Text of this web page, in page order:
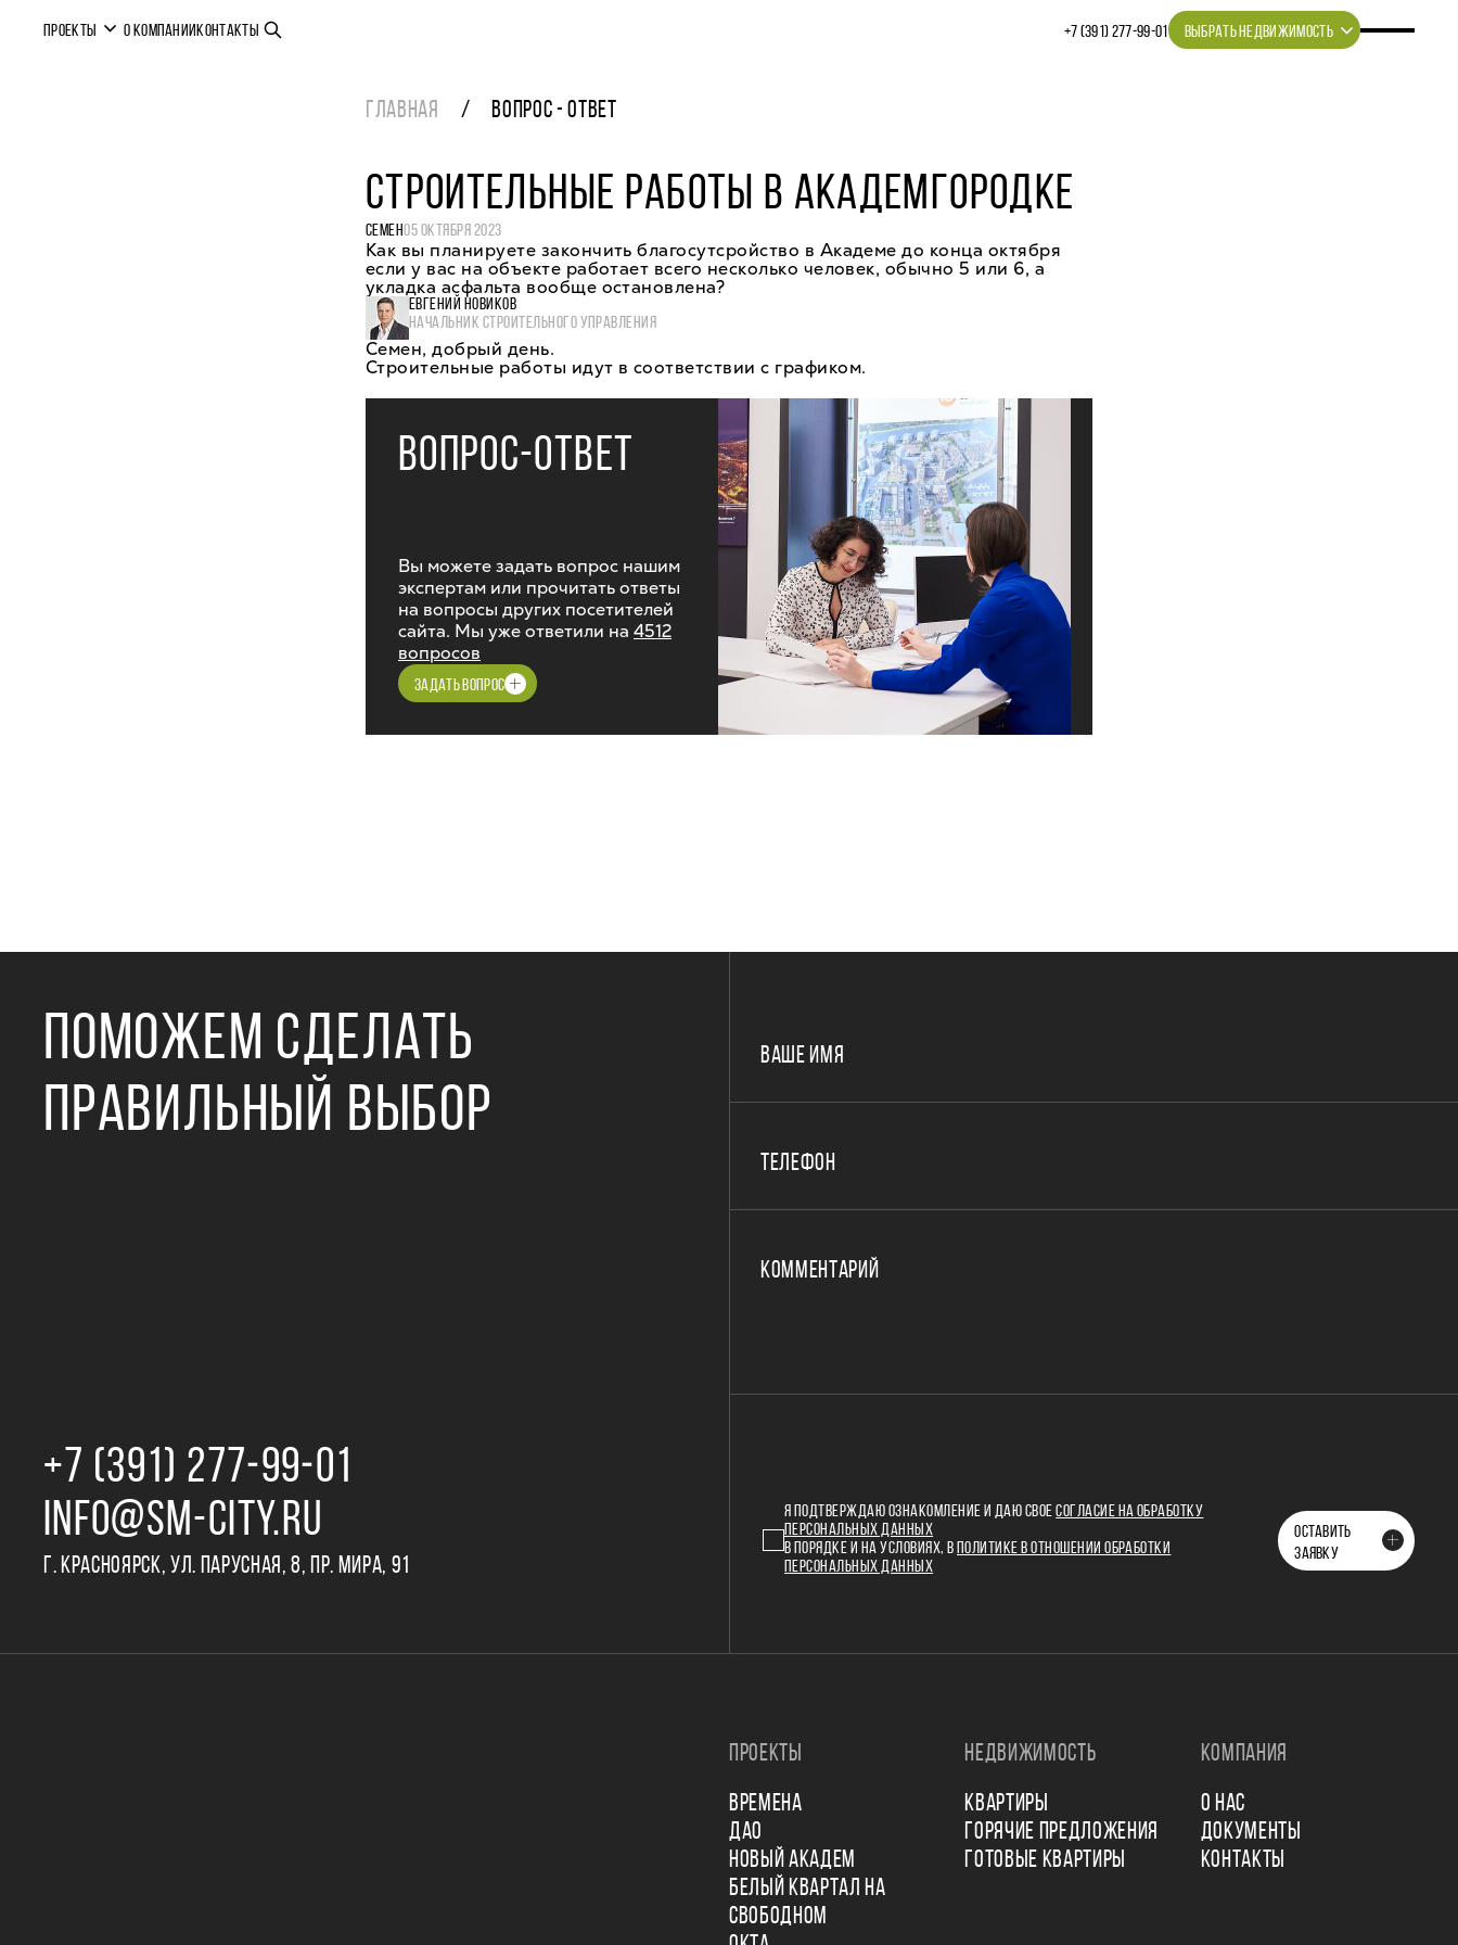
ПРОЕКТЫ О КОМПАНИИКОНТАКТЫ +7 (391) 277‒99‒01 ВЫБРАТЬ НЕДВИЖИМОСТЬ
ГЛАВНАЯ ВОПРОС - ОТВЕТ
СТРОИТЕЛЬНЫЕ РАБОТЫ В АКАДЕМГОРОДКЕ
СЕМЕН05 ОКТЯБРЯ 2023
Как вы планируете закончить благосутсройство в Академе до конца октября
если у вас на объекте работает всего несколько человек, обычно 5 или 6, а
укладка асфальта вообще остановлена?
ЕВГЕНИЙ НОВИКОВ
НАЧАЛЬНИК СТРОИТЕЛЬНОГО УПРАВЛЕНИЯ
Семен, добрый день.
Строительные работы идут в соответствии с графиком.
ВОПРОС-ОТВЕТ
Вы можете задать вопрос нашим
экспертам или прочитать ответы
на вопросы других посетителей
сайта. Мы уже ответили на 4512
вопросов
ЗАДАТЬ ВОПРОС
ПОМОЖЕМ СДЕЛАТЬ
ПРАВИЛЬНЫЙ ВЫБОР
+7 (391) 277‒99‒01
INFO@SM-CITY.RU
Г. КРАСНОЯРСК, УЛ. ПАРУСНАЯ, 8, ПР. МИРА, 91
ВАШЕ ИМЯ
ТЕЛЕФОН
КОММЕНТАРИЙ
Я ПОДТВЕРЖДАЮ ОЗНАКОМЛЕНИЕ И ДАЮ СВОЕСОГЛАСИЕ НА ОБРАБОТКУ
ПЕРСОНАЛЬНЫХ ДАННЫХ
В ПОРЯДКЕ И НА УСЛОВИЯХ, В
ПОЛИТИКЕ В ОТНОШЕНИИ ОБРАБОТКИ
ПЕРСОНАЛЬНЫХ ДАННЫХ
ОСТАВИТЬ
ЗАЯВКУ
ПРОЕКТЫ
ВРЕМЕНА
ДАО
НОВЫЙ АКАДЕМ
БЕЛЫЙ КВАРТАЛ НА
СВОБОДНОМ
НЕДВИЖИМОСТЬ
КВАРТИРЫ
ГОРЯЧИЕ ПРЕДЛОЖЕНИЯ
ГОТОВЫЕ КВАРТИРЫ
КОМПАНИЯ
О НАС
ДОКУМЕНТЫ
КОНТАКТЫ